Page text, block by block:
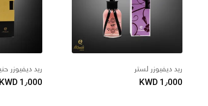
ريد ديفيوزر لستر
1٫000 KWD
ريد ديفيوزر
1٫000 KWD